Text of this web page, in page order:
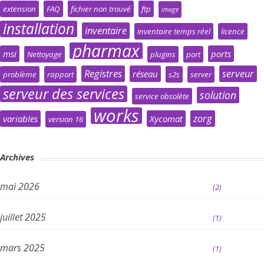
extension FAQ fichier non trouvé ftp image
installation inventaire inventaire temps réel licence
msi Nettoyage pharmax plugins port ports
problème rapport Registres réseau s2s server serveur
serveur des services service obsolète solution
variables version 16 works Xycomat zorg
Archives
mai 2026 (2)
juillet 2025 (1)
mars 2025 (1)